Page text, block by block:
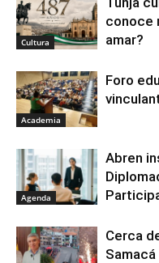
Cultura
conoce
amar?
Academia
Foro
Agenda
Abren
Cerca